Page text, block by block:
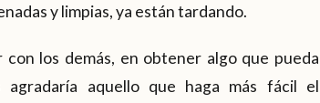
y limpias, ya están tardando.
los demás, en obtener algo que pueda
aquello que haga más fácil el